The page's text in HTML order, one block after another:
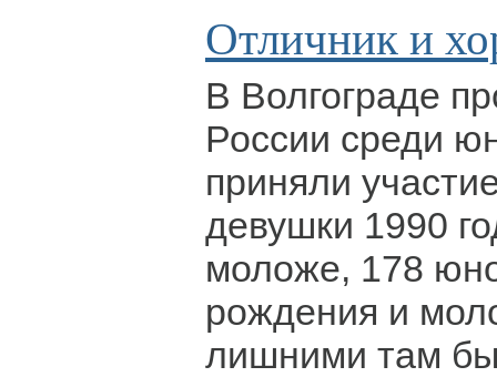
Отличник и
В Волгограде
России среди
приняли
девушки 1990
моложе, 178
рождения и
лишними там